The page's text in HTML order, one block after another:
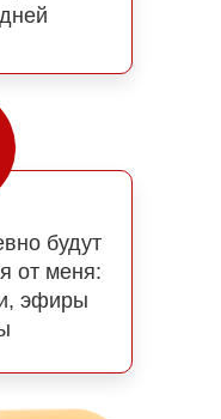
будут
от меня:
эфиры